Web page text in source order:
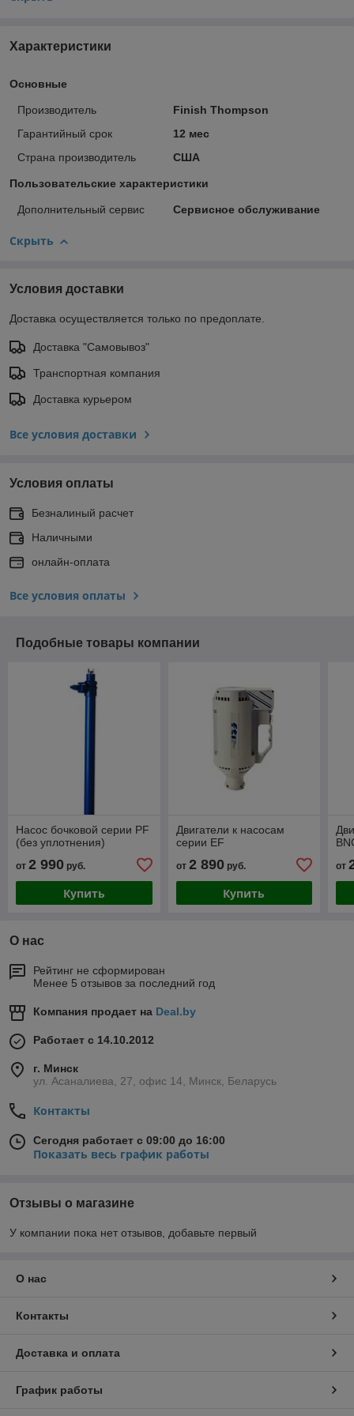
Характеристики
Основные
Производитель
Finish Thompson
Гарантийный срок
12 мес
Страна производитель
США
Пользовательские характеристики
Дополнительный сервис Сервисное обслуживание
Скрыть
Условия доставки
Доставка осуществляется только по предоплате.
Доставка "Самовывоз"
Транспортная компания
Доставка курьером
Все условия доставки
Условия оплаты
Безналиный расчет
Наличными
онлайн-оплата
Все условия оплаты
Подобные товары компании
Насос бочковой серии PF
(без уплотнения)
от 2 990 руб.
Купить
Двигатели к насосам
серии EF
от 2 890руб.
Купить
от
О нас
Рейтинг не сформирован
Менее 5 отзывов за последний год
Компания продает на Deal.by
Работает с 14.10.2012
г. Минск
ул. Асаналиева, 27, офис 14, Минск, Беларусь
Контакты
Сегодня работает с 09:00 до 16:00
Показать весь график работы
Отзывы о магазине
У компании пока нет отзывов, добавьте первый
О нас
Контакты
Доставка и оплата
График работы